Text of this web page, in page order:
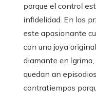
porque el control
infidelidad. En los
este apasionante
con una joya
diamante en lgrima,
quedan an
contratiempos